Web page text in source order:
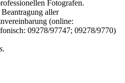
Fotografen.
aller
(online:
09278/97747; 09278/9770)